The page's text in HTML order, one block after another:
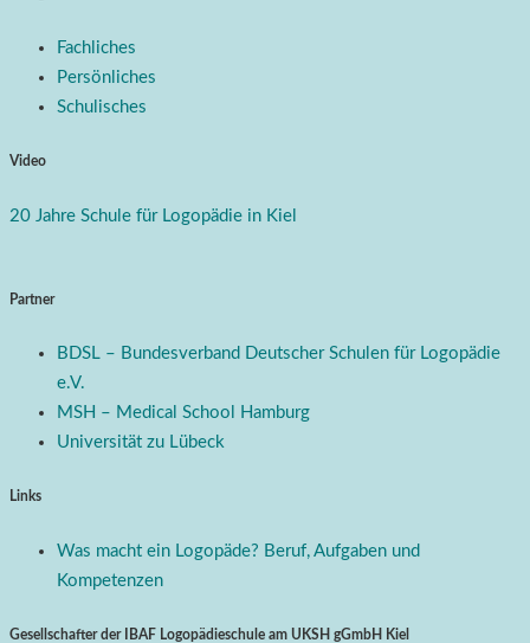
Fachliches
Persönliches
Schulisches
Video
20 Jahre Schule für Logopädie in Kiel
Partner
BDSL – Bundesverband Deutscher Schulen für Logopädie
e.V.
MSH – Medical School Hamburg
Universität zu Lübeck
Links
Was macht ein Logopäde? Beruf, Aufgaben und
Kompetenzen
Gesellschafter der IBAF Logopädieschule am UKSH gGmbH Kiel